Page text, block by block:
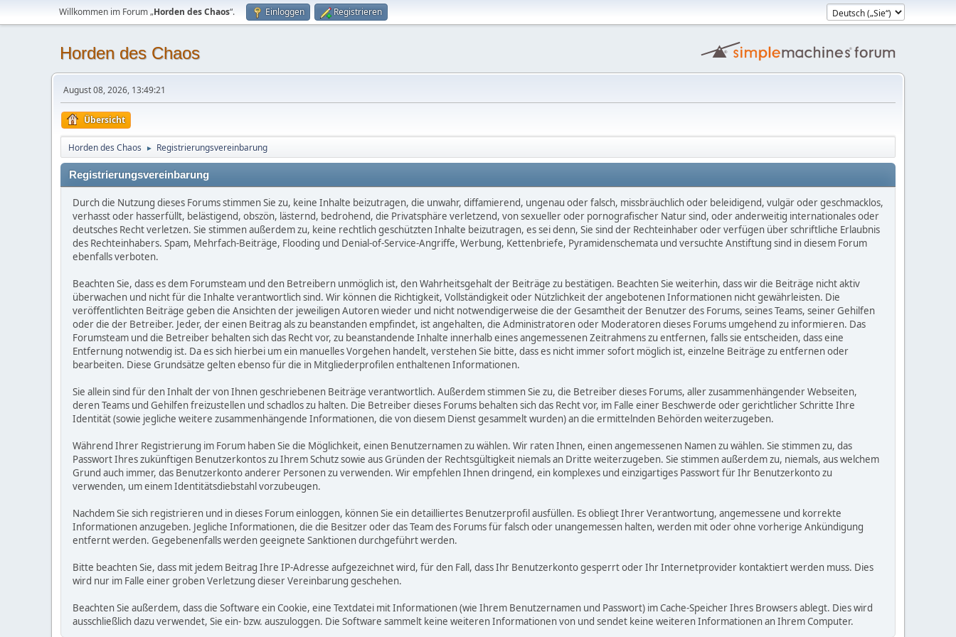
Willkommen im Forum „Horden des Chaos“. Einloggen Registrieren
Horden des Chaos
August 08, 2026, 13:49:21
Übersicht
Horden des Chaos ► Registrierungsvereinbarung
Registrierungsvereinbarung
Durch die Nutzung dieses Forums stimmen Sie zu, keine Inhalte beizutragen, die unwahr, diffamierend, ungenau oder falsch, missbräuchlich oder beleidigend, vulgär oder geschmacklos,
verhasst oder hasserfüllt, belästigend, obszön, lästernd, bedrohend, die Privatsphäre verletzend, von sexueller oder pornografischer Natur sind, oder anderweitig internationales oder
deutsches Recht verletzen. Sie stimmen außerdem zu, keine rechtlich geschützten Inhalte beizutragen, es sei denn, Sie sind der Rechteinhaber oder verfügen über schriftliche Erlaubnis
des Rechteinhabers. Spam, Mehrfach-Beiträge, Flooding und Denial-of-Service-Angriffe, Werbung, Kettenbriefe, Pyramidenschemata und versuchte Anstiftung sind in diesem Forum
ebenfalls verboten.
Beachten Sie, dass es dem Forumsteam und den Betreibern unmöglich ist, den Wahrheitsgehalt der Beiträge zu bestätigen. Beachten Sie weiterhin, dass wir die Beiträge nicht aktiv
überwachen und nicht für die Inhalte verantwortlich sind. Wir können die Richtigkeit, Vollständigkeit oder Nützlichkeit der angebotenen Informationen nicht gewährleisten. Die
veröffentlichten Beiträge geben die Ansichten der jeweiligen Autoren wieder und nicht notwendigerweise die der Gesamtheit der Benutzer des Forums, seines Teams, seiner Gehilfen
oder die der Betreiber. Jeder, der einen Beitrag als zu beanstanden empfindet, ist angehalten, die Administratoren oder Moderatoren dieses Forums umgehend zu informieren. Das
Forumsteam und die Betreiber behalten sich das Recht vor, zu beanstandende Inhalte innerhalb eines angemessenen Zeitrahmens zu entfernen, falls sie entscheiden, dass eine
Entfernung notwendig ist. Da es sich hierbei um ein manuelles Vorgehen handelt, verstehen Sie bitte, dass es nicht immer sofort möglich ist, einzelne Beiträge zu entfernen oder
bearbeiten. Diese Grundsätze gelten ebenso für die in Mitgliederprofilen enthaltenen Informationen.
Sie allein sind für den Inhalt der von Ihnen geschriebenen Beiträge verantwortlich. Außerdem stimmen Sie zu, die Betreiber dieses Forums, aller zusammenhängender Webseiten,
deren Teams und Gehilfen freizustellen und schadlos zu halten. Die Betreiber dieses Forums behalten sich das Recht vor, im Falle einer Beschwerde oder gerichtlicher Schritte Ihre
Identität (sowie jegliche weitere zusammenhängende Informationen, die von diesem Dienst gesammelt wurden) an die ermittelnden Behörden weiterzugeben.
Während Ihrer Registrierung im Forum haben Sie die Möglichkeit, einen Benutzernamen zu wählen. Wir raten Ihnen, einen angemessenen Namen zu wählen. Sie stimmen zu, das
Passwort Ihres zukünftigen Benutzerkontos zu Ihrem Schutz sowie aus Gründen der Rechtsgültigkeit niemals an Dritte weiterzugeben. Sie stimmen außerdem zu, niemals, aus welchem
Grund auch immer, das Benutzerkonto anderer Personen zu verwenden. Wir empfehlen Ihnen dringend, ein komplexes und einzigartiges Passwort für Ihr Benutzerkonto zu
verwenden, um einem Identitätsdiebstahl vorzubeugen.
Nachdem Sie sich registrieren und in dieses Forum einloggen, können Sie ein detailliertes Benutzerprofil ausfüllen. Es obliegt Ihrer Verantwortung, angemessene und korrekte
Informationen anzugeben. Jegliche Informationen, die die Besitzer oder das Team des Forums für falsch oder unangemessen halten, werden mit oder ohne vorherige Ankündigung
entfernt werden. Gegebenenfalls werden geeignete Sanktionen durchgeführt werden.
Bitte beachten Sie, dass mit jedem Beitrag Ihre IP-Adresse aufgezeichnet wird, für den Fall, dass Ihr Benutzerkonto gesperrt oder Ihr Internetprovider kontaktiert werden muss. Dies
wird nur im Falle einer groben Verletzung dieser Vereinbarung geschehen.
Beachten Sie außerdem, dass die Software ein Cookie, eine Textdatei mit Informationen (wie Ihrem Benutzernamen und Passwort) im Cache-Speicher Ihres Browsers ablegt. Dies wird
ausschließlich dazu verwendet, Sie ein- bzw. auszuloggen. Die Software sammelt keine weiteren Informationen von und sendet keine weiteren Informationen an Ihrem Computer.